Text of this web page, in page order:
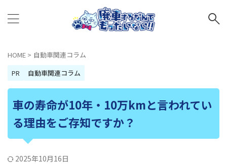
HOME > 自動車関連コラム
PR
自動車関連コラム
車の寿命が10年・10万kmと言われてい
る理由をご存知ですか？
2025年10月16日